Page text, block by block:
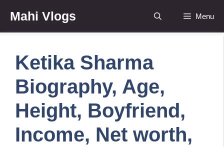
content
Mahi Vlogs Menu
Ketika Sharma
Biography, Age,
Height, Boyfriend,
Income, Net worth,